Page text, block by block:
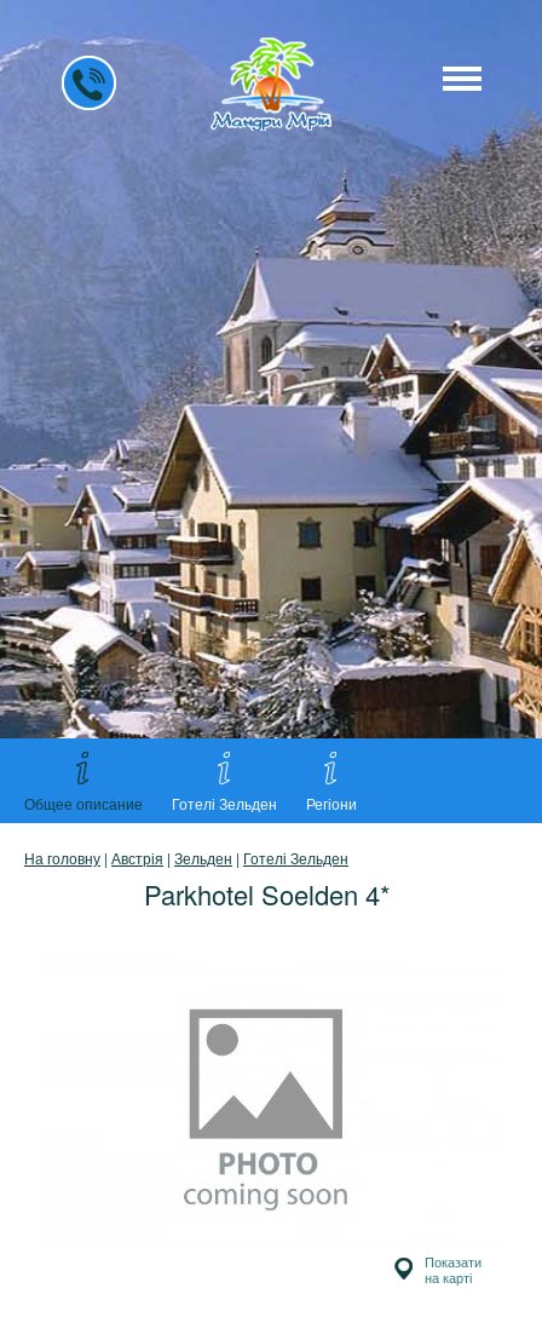
Общее описание Готелі Зельден Регіони
На головну | Австрія | Зельден | Готелі Зельден
Parkhotel Soelden 4*
Показати
на карті